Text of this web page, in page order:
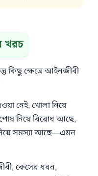
খরচ
কিছু ক্ষেত্রে আইনজীবী
নেই, খোলা নিয়ে
নিয়ে বিরোধ আছে,
সমস্যা আছে—এমন
কেসের ধরন,